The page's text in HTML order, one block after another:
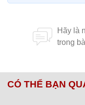
CÓ THỂ BẠN